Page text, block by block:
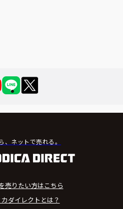
、ネットで売れる。
売りたい方はこちら
カダイレクトとは？